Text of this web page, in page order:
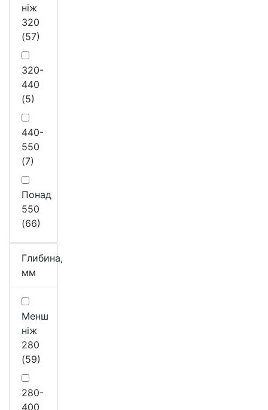
ніж
320
(57)
320-
440
(5)
440-
550
(7)
Понад
550
(66)
Глибина,
мм
Менш
ніж
280
(59)
280-
400